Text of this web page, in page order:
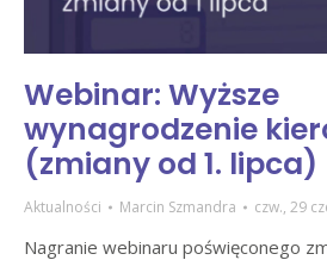
Webinar: Wyższe
wynagrodzenie
(zmiany od 1. lipca)
Aktualności Marcin Szmandra czw., 29
Nagranie webinaru poświęconego